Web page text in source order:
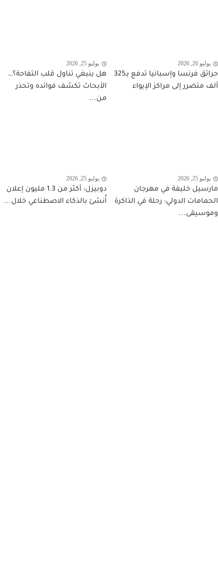
يوليو 26, 2026
حرائق فرنسا وإسبانيا تدفع بـ325
ألف متضرر إلى مراكز الإيواء
يوليو 25, 2026
هل ينبغي تناول قلب التفاحة؟…
الأبحاث تكشف فوائده وتحذر
من...
يوليو 25, 2026
مارسيل خليفة في مهرجان
الحمامات الدولي: رحلة في الذاكرة
وموسيقى...
يوليو 25, 2026
دوبيزل: أكثر من 1.3 مليون إعلان
أُنشئ بالذكاء الاصطناعي خلال...